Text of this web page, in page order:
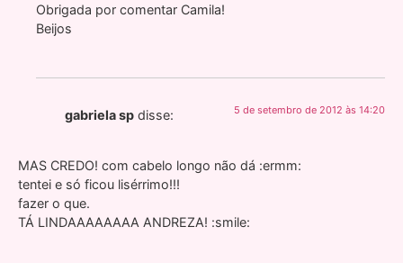
Obrigada por comentar Camila!
Beijos
gabriela sp disse: 5 de setembro de 2012 às 14:20
MAS CREDO! com cabelo longo não dá :ermm:
tentei e só ficou lisérrimo!!!
fazer o que.
TÁ LINDAAAAAAAA ANDREZA! :smile: